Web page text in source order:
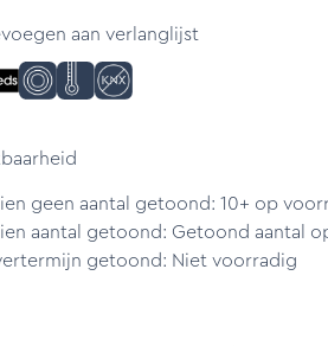
aan verlanglijst
geen aantal getoond: 10+ op
aantal getoond: Getoond aantal
getoond: Niet voorradig